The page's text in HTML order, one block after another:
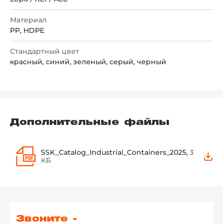
Материал
PP, HDPE
Стандартный цвет
красный, синий, зеленый, серый, черный
Дополнительные файлы
SSK_Catalog_Industrial_Containers_2025, 3
КБ
Звоните -